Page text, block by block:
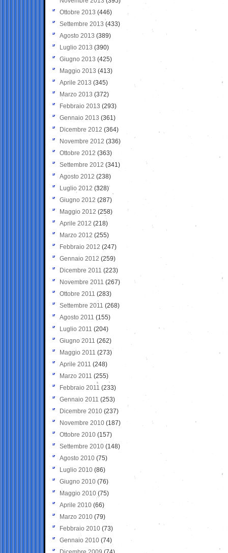
Ottobre 2013 (446)
Settembre 2013 (433)
Agosto 2013 (389)
Luglio 2013 (390)
Giugno 2013 (425)
Maggio 2013 (413)
Aprile 2013 (345)
Marzo 2013 (372)
Febbraio 2013 (293)
Gennaio 2013 (361)
Dicembre 2012 (364)
Novembre 2012 (336)
Ottobre 2012 (363)
Settembre 2012 (341)
Agosto 2012 (238)
Luglio 2012 (328)
Giugno 2012 (287)
Maggio 2012 (258)
Aprile 2012 (218)
Marzo 2012 (255)
Febbraio 2012 (247)
Gennaio 2012 (259)
Dicembre 2011 (223)
Novembre 2011 (267)
Ottobre 2011 (283)
Settembre 2011 (268)
Agosto 2011 (155)
Luglio 2011 (204)
Giugno 2011 (262)
Maggio 2011 (273)
Aprile 2011 (248)
Marzo 2011 (255)
Febbraio 2011 (233)
Gennaio 2011 (253)
Dicembre 2010 (237)
Novembre 2010 (187)
Ottobre 2010 (157)
Settembre 2010 (148)
Agosto 2010 (75)
Luglio 2010 (86)
Giugno 2010 (76)
Maggio 2010 (75)
Aprile 2010 (66)
Marzo 2010 (79)
Febbraio 2010 (73)
Gennaio 2010 (74)